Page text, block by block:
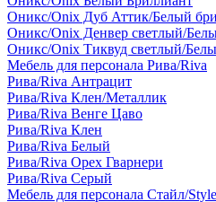
Оникс/Onix Дуб Аттик/Белый
Оникс/Onix Денвер светлый/
Оникс/Onix Тиквуд светлый/
Мебель для персонала Рива/Riva
Рива/Riva Антрацит
Рива/Riva Клен/Металлик
Рива/Riva Венге Цаво
Рива/Riva Клен
Рива/Riva Белый
Рива/Riva Орех Гварнери
Рива/Riva Серый
Мебель для персонала Стайл/Style